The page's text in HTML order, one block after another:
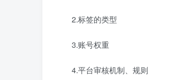
2.标签的类型
3.账号权重
4.平台审核机制、规则